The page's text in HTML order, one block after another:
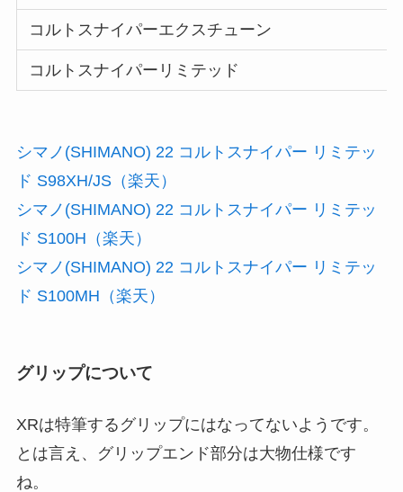
コルトスナイパーエクスチューン
コルトスナイパーリミテッド
シマノ(SHIMANO) 22 コルトスナイパー リミテッ
ド S98XH/JS（楽天）
シマノ(SHIMANO) 22 コルトスナイパー リミテッ
ド S100H（楽天）
シマノ(SHIMANO) 22 コルトスナイパー リミテッ
ド S100MH（楽天）
グリップについて
XRは特筆するグリップにはなってないようです。
とは言え、グリップエンド部分は大物仕様です
ね。